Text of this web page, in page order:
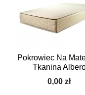
Pokrowiec Na
Tkanina
0,00 zł